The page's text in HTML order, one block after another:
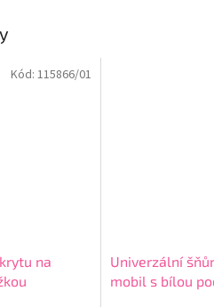
na
Kód: 115866/01
Univerzální
mobil s bílou